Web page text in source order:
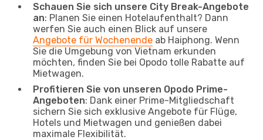
Schauen Sie sich unsere City Break-Angebote
an: Planen Sie einen Hotelaufenthalt? Dann
werfen Sie auch einen Blick auf unsere
Angebote für Wochenende ab Haiphong. Wenn
Sie die Umgebung von Vietnam erkunden
möchten, finden Sie bei Opodo tolle Rabatte auf
Mietwagen.
Profitieren Sie von unseren Opodo Prime-
Angeboten: Dank einer Prime-Mitgliedschaft
sichern Sie sich exklusive Angebote für Flüge,
Hotels und Mietwagen und genießen dabei
maximale Flexibilität.